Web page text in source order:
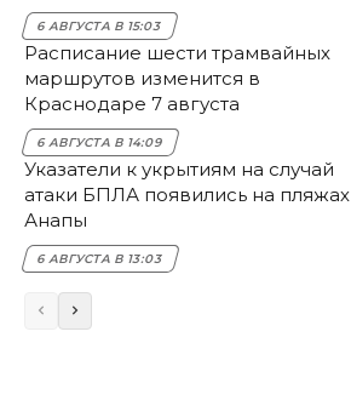
6 АВГУСТА В 15:03
Расписание шести трамвайных
маршрутов изменится в
Краснодаре 7 августа
6 АВГУСТА В 14:09
Указатели к укрытиям на случай
атаки БПЛА появились на пляжах
Анапы
6 АВГУСТА В 13:03